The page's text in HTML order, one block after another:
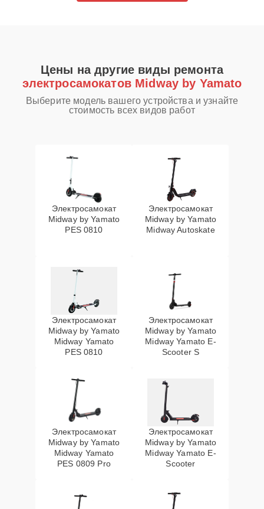
Цены на другие виды ремонта
электросамокатов Midway by Yamato
Выберите модель вашего устройства и узнайте
стоимость всех видов работ
Электросамокат
Midway by Yamato
PES 0810
Электросамокат
Midway by Yamato
Midway Autoskate
Электросамокат
Midway by Yamato
Midway Yamato
PES 0810
Электросамокат
Midway by Yamato
Midway Yamato E-
Scooter S
Электросамокат
Midway by Yamato
Midway Yamato
PES 0809 Pro
Электросамокат
Midway by Yamato
Midway Yamato E-
Scooter